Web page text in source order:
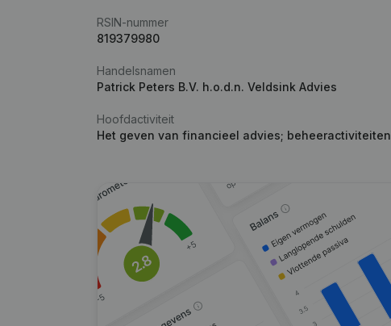
RSIN-nummer
819379980
Handelsnamen
Patrick Peters B.V. h.o.d.n. Veldsink Advies
Hoofdactiviteit
Het geven van financieel advies; beheeractiviteiten